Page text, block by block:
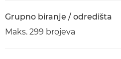
Grupno biranje / odredišta
Maks. 299 brojeva